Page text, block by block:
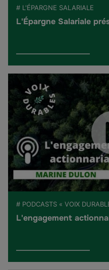
# L'ÉPARGNE SALARIALE
L'Épargne Salariale
# PODCASTS « VOIX
L'engagement